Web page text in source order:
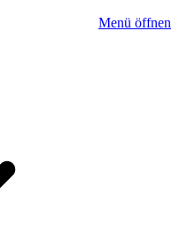
Menü öffnen